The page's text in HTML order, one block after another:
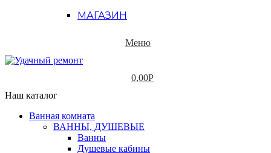
МАГАЗИН
Меню
0,00Р
Наш каталог
Ванная комната
ВАННЫ, ДУШЕВЫЕ
Ванны
Душевые кабины